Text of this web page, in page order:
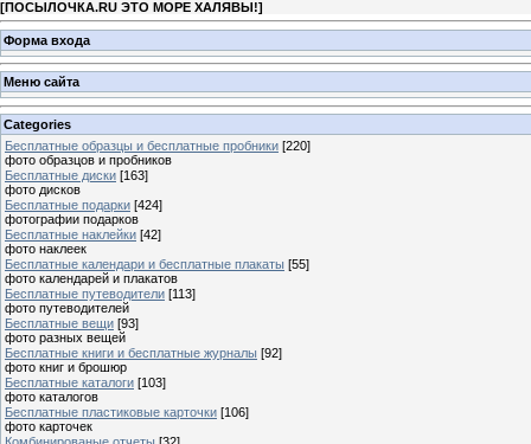
[ПОСЫЛОЧКА.RU ЭТО МОРЕ ХАЛЯВЫ!]
Форма входа
Меню сайта
Categories
Бесплатные образцы и бесплатные пробники [220]
фото образцов и пробников
Бесплатные диски [163]
фото дисков
Бесплатные подарки [424]
фотографии подарков
Бесплатные наклейки [42]
фото наклеек
Бесплатные календари и бесплатные плакаты [55]
фото календарей и плакатов
Бесплатные путеводители [113]
фото путеводителей
Бесплатные вещи [93]
фото разных вещей
Бесплатные книги и бесплатные журналы [92]
фото книг и брошюр
Бесплатные каталоги [103]
фото каталогов
Бесплатные пластиковые карточки [106]
фото карточек